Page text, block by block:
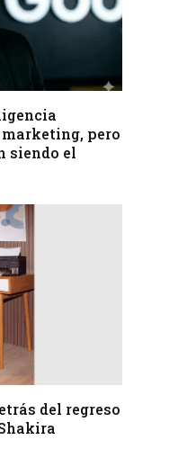
pero
siendo el
del regreso